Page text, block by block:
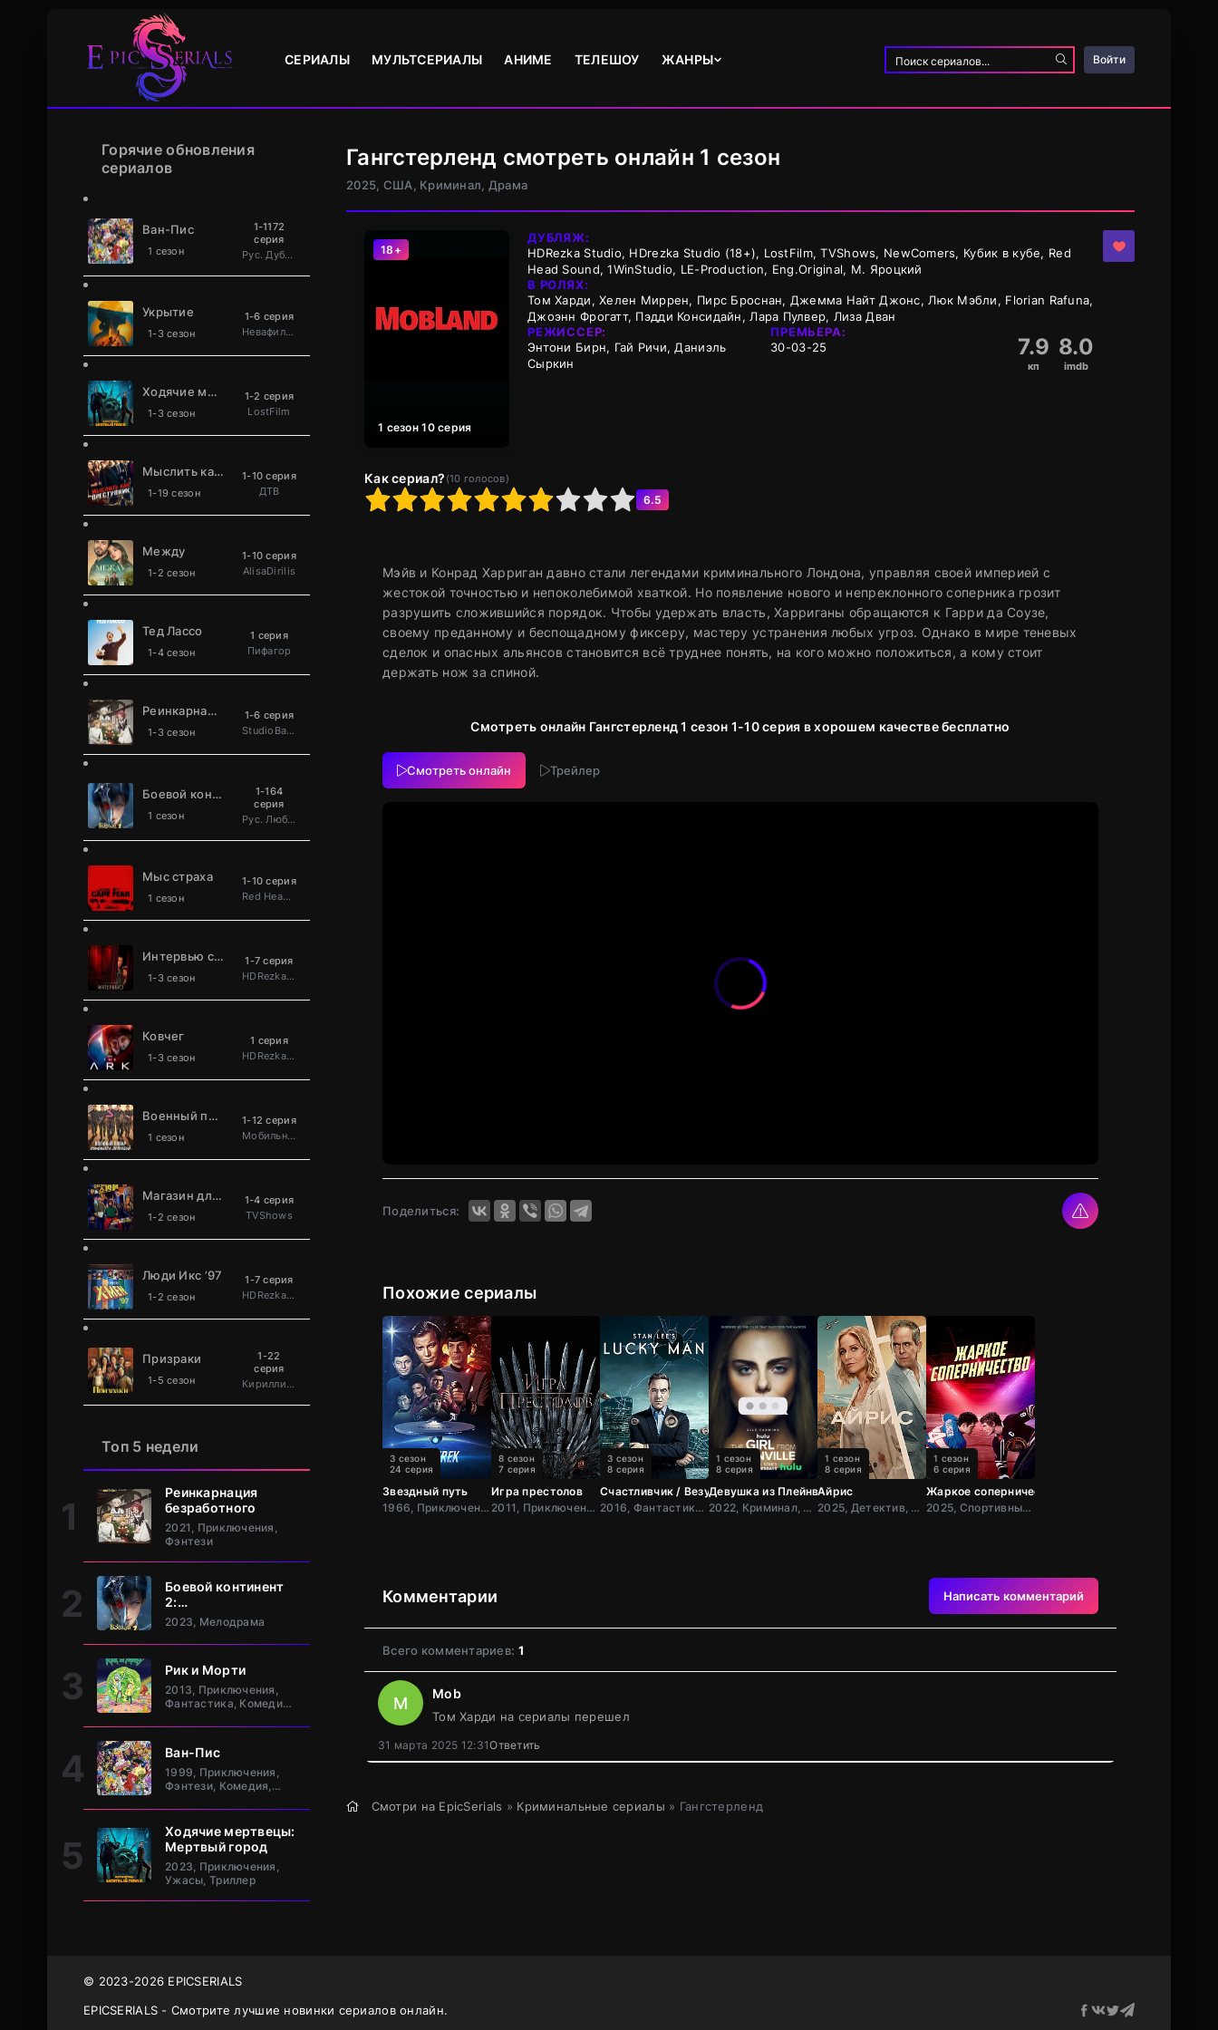
СЕРИАЛЫ МУЛЬТСЕРИАЛЫ АНИМЕ ТЕЛЕШОУ ЖАНРЫ Войти
Горячие обновления
сериалов
Ван-Пис
1 сезон
1-1172
серия
Рус. Дублированный
Укрытие
1-3 сезон
1-6 серия
Невафильм
Ходячие мертвецы: Мертвый город
1-3 сезон
1-2 серия
LostFilm
Мыслить как преступник
1-19 сезон
1-10 серия
ДТВ
Между
1-2 сезон
1-10 серия
AlisaDirilis
Тед Лассо
1-4 сезон
1 серия
Пифагор
Реинкарнация безработного
1-3 сезон
1-6 серия
StudioBand
Боевой континент 2: Непревзойдённый клан Та
1 сезон
1-164
серия
Рус. Люб. многоголосый
Мыс страха
1 сезон
1-10 серия
Red Head Sound
Интервью с вампиром
1-3 сезон
1-7 серия
HDRezka Studio
Ковчег
1-3 сезон
1 серия
HDRezka Studio
Военный повар становится легендой
1 сезон
1-12 серия
Мобильное телевидение
Магазин для киллеров
1-2 сезон
1-4 серия
TVShows
Люди Икс ’97
1-2 сезон
1-7 серия
HDRezka Studio
Призраки
1-5 сезон
1-22
серия
Кириллица
Топ 5 недели
Реинкарнация
безработного
2021, Приключения,
Фэнтези
Боевой континент
2:
Непревзойдённый
клан Та
2023, Мелодрама
Рик и Морти
2013, Приключения,
Фантастика, Комедия,
Ван-Пис
1999, Приключения,
Фэнтези, Комедия,
Мелодрама, Драма
Ходячие мертвецы:
Мертвый город
2023, Приключения,
Ужасы, Триллер
Гангстерленд смотреть онлайн 1 сезон
2025, США, Криминал, Драма
18+
1 сезон 10 серия
Как сериал? (10 голосов)
70 1 5 6 7 8 9 10 6.5
ДУБЛЯЖ:
HDRezka Studio, HDrezka Studio (18+), LostFilm, TVShows, NewComers, Кубик в кубе, Red
Head Sound, 1WinStudio, LE-Production, Eng.Original, М. Яроцкий
В РОЛЯХ:
Том Харди, Хелен Миррен, Пирс Броснан, Джемма Найт Джонс, Люк Мэбли, Florian Rafuna,
Джоэнн Фрогатт, Пэдди Консидайн, Лара Пулвер, Лиза Дван
РЕЖИССЕР:
Энтони Бирн, Гай Ричи, Даниэль
Сыркин
ПРЕМЬЕРА:
30-03-25
7.9
кп
8.0
imdb
Мэйв и Конрад Харриган давно стали легендами криминального Лондона, управляя своей империей с
жестокой точностью и непоколебимой хваткой. Но появление нового и непреклонного соперника грозит
разрушить сложившийся порядок. Чтобы удержать власть, Харриганы обращаются к Гарри да Соузе,
своему преданному и беспощадному фиксеру, мастеру устранения любых угроз. Однако в мире теневых
сделок и опасных альянсов становится всё труднее понять, на кого можно положиться, а кому стоит
держать нож за спиной.
Смотреть онлайн Гангстерленд 1 сезон 1-10 серия в хорошем качестве бесплатно
Смотреть онлайн Трейлер
Поделиться:
Похожие сериалы
Звездный путь
1966, Приключения, Фантастика, Боевик, США
3 сезон
24 серия
Игра престолов
2011, Приключения, Фэнтези, Блокбастер, Мистический, Боевик, Зарубежный, Мелодрама, Драма, США,
8 сезон
7 серия
Счастливчик / Везунчик
2016, Фантастика, Боевик, Зарубежный, Великобрит
3 сезон
8 серия
Девушка из Плейнвилля
2022, Криминал, Биографический, Драма, США
1 сезон
8 серия
Айрис
2025, Детектив, Триллер, Великобрит
1 сезон
8 серия
Жаркое соперничество
2025, Спортивный, Драма, Канада
1 сезон
6 серия
Комментарии Написать комментарий
Всего комментариев: 1
M Mob
Том Харди на сериалы перешел
31 марта 2025 12:31Ответить
Смотри на EpicSerials » Криминальные сериалы » Гангстерленд
© 2023-2026 EPICSERIALS
EPICSERIALS - Смотрите лучшие новинки сериалов онлайн.